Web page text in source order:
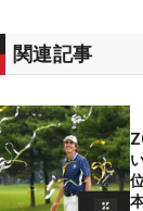
関連記事